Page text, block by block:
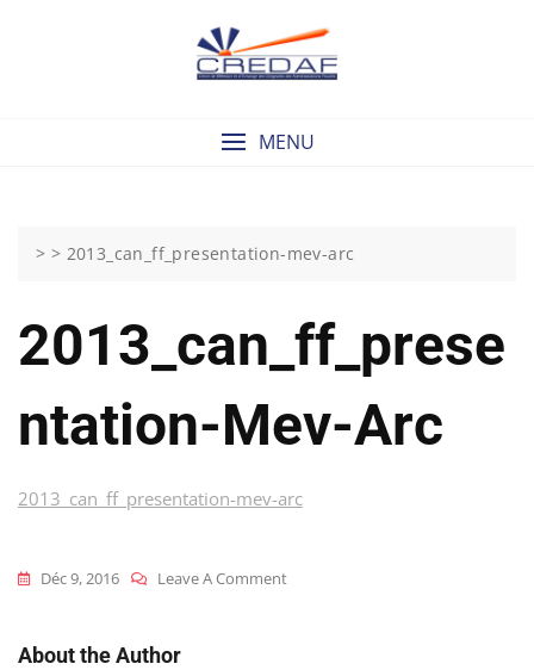
MENU
> > 2013_can_ff_presentation-mev-arc
2013_can_ff_prese
Ntation-Mev-Arc
2013_can_ff_presentation-mev-arc
Déc 9, 2016 Leave A CommentOn
About the Author